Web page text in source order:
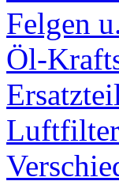
Felgen
Öl-